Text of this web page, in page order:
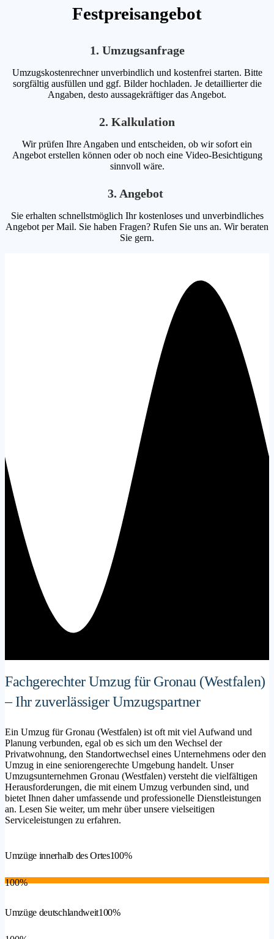
Festpreisangebot
1. Umzugsanfrage
Umzugskostenrechner unverbindlich und kostenfrei starten. Bitte
sorgfältig ausfüllen und ggf. Bilder hochladen. Je detaillierter die
Angaben, desto aussagekräftiger das Angebot.
2. Kalkulation
Wir prüfen Ihre Angaben und entscheiden, ob wir sofort ein
Angebot erstellen können oder ob noch eine Video-Besichtigung
sinnvoll wäre.
3. Angebot
Sie erhalten schnellstmöglich Ihr kostenloses und unverbindliches
Angebot per Mail. Sie haben Fragen? Rufen Sie uns an. Wir beraten
Sie gern.
Fachgerechter Umzug für Gronau (Westfalen)
– Ihr zuverlässiger Umzugspartner
Ein Umzug für Gronau (Westfalen) ist oft mit viel Aufwand und
Planung verbunden, egal ob es sich um den Wechsel der
Privatwohnung, den Standortwechsel eines Unternehmens oder den
Umzug in eine seniorengerechte Umgebung handelt. Unser
Umzugsunternehmen Gronau (Westfalen) versteht die vielfältigen
Herausforderungen, die mit einem Umzug verbunden sind, und
bietet Ihnen daher umfassende und professionelle Dienstleistungen
an. Lesen Sie weiter, um mehr über unsere vielseitigen
Serviceleistungen zu erfahren.
Umzüge innerhalb des Ortes100%
100%
Umzüge deutschlandweit100%